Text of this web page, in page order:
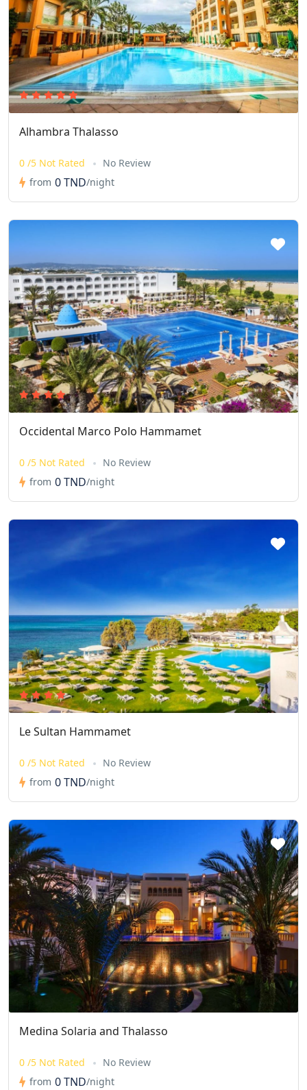
Alhambra Thalasso
0 /5 Not Rated
No Review
from 0 TND/night
Occidental Marco Polo Hammamet
0 /5 Not Rated
No Review
from 0 TND/night
Le Sultan Hammamet
0 /5 Not Rated
No Review
from 0 TND/night
Medina Solaria and Thalasso
0 /5 Not Rated
No Review
from 0 TND/night